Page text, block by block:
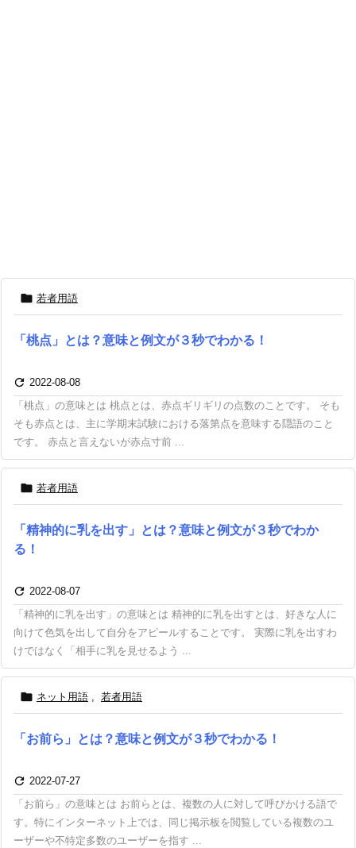
 若者用語
「桃点」とは？意味と例文が３秒でわかる！
 2022-08-08
「桃点」の意味とは 桃点とは、赤点ギリギリの点数のことです。 そも
そも赤点とは、主に学期末試験における落第点を意味する隠語のこと
です。 赤点と言えないが赤点寸前 ...
 若者用語
「精神的に乳を出す」とは？意味と例文が３秒でわか
る！
 2022-08-07
「精神的に乳を出す」の意味とは 精神的に乳を出すとは、好きな人に
向けて色気を出して自分をアピールすることです。 実際に乳を出すわ
けではなく「相手に乳を見せるよう ...
 ネット用語 , 若者用語
「お前ら」とは？意味と例文が３秒でわかる！
 2022-07-27
「お前ら」の意味とは お前らとは、複数の人に対して呼びかける語で
す。特にインターネット上では、同じ掲示板を閲覧している複数のユ
ーザーや不特定多数のユーザーを指す ...